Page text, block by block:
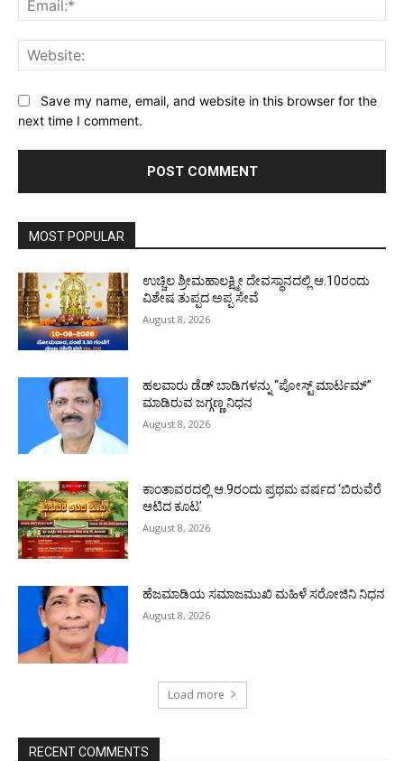
Save my name, email, and website in this browser for the
next time I comment.
MOST POPULAR
ಉಚ್ಚಿಲ ಶ್ರೀಮಹಾಲಕ್ಷ್ಮೀ ದೇವಸ್ಥಾನದಲ್ಲಿ ಆ.10ರಂದು
ವಿಶೇಷ ತುಪ್ಪದ ಅಪ್ಪ ಸೇವೆ
August 8, 2026
ಹಲವಾರು ಡೆಡ್ ಬಾಡಿಗಳನ್ನು “ಪೋಸ್ಟ್ ಮಾರ್ಟಮ್”
ಮಾಡಿರುವ ಜಗ್ಗಣ್ಣ ನಿಧನ
August 8, 2026
ಕಾಂತಾವರದಲ್ಲಿ ಆ.9ರಂದು ಪ್ರಥಮ ವರ್ಷದ ‘ಬಿರುವೆರೆ
ಆಟಿದ ಕೂಟ’
August 8, 2026
ಹೆಜಮಾಡಿಯ ಸಮಾಜಮುಖಿ ಮಹಿಳೆ ಸರೋಜಿನಿ ನಿಧನ
August 8, 2026
Load more
RECENT COMMENTS